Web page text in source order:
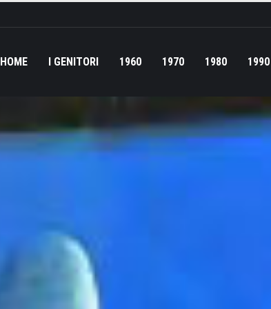
HOME I GENITORI 1960 1970 1980 1990